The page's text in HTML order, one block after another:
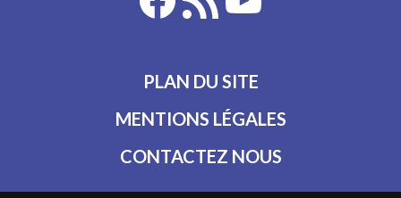
PLAN DU SITE
MENTIONS LÉGALES
CONTACTEZ NOUS